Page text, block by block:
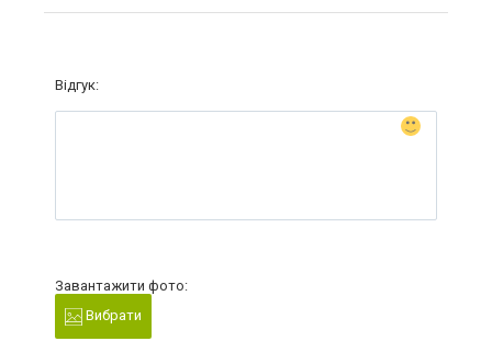
Відгук:
Завантажити фото:
Вибрати